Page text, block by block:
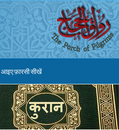
आइए फ़ारसी सीखें